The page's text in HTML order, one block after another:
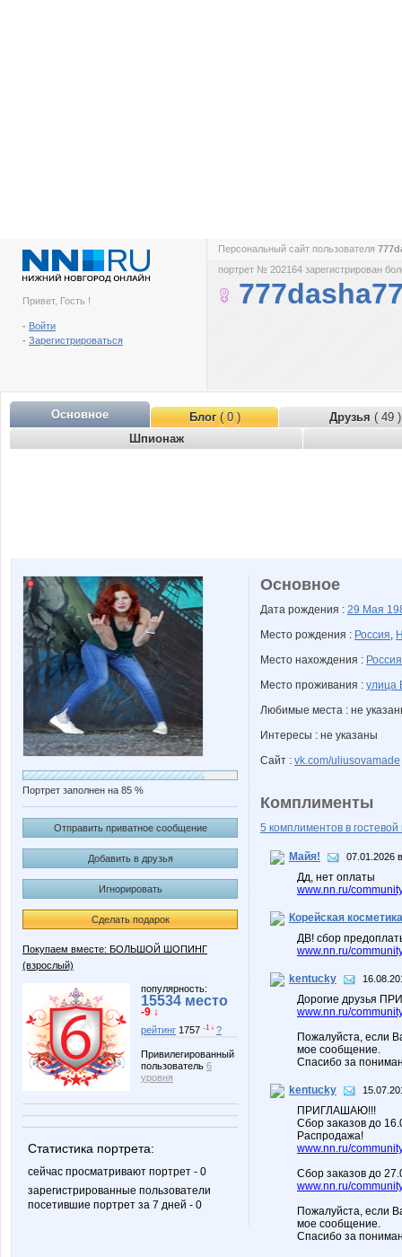
Привет, Гость !
- Войти
- Зарегистрироваться
Персональный сайт пользователя
портрет № 202164 зарегистрирован
Основное Блог( 0 ) Друзья ( 49 )
Шпионаж
Портрет заполнен на 85 %
Отправить приватное сообщение
Добавить в друзья
Игнорировать
Сделать подарок
Покупаем вместе: БОЛЬШОЙ ШОПИНГ
(взрослый)
популярность:
15534 место
-9 ↓
рейтинг 1757 -1 ↓ ?
Привилегированный
пользователь 6
уровня
Статистика портрета:
сейчас просматривают портрет - 0
зарегистрированные пользователи
посетившие портрет за 7 дней - 0
Основное
Дата рождения : 29 Мая
Место рождения : Россия,
Место нахождения : Россия
Место проживания : улица
Любимые места : не
Интересы : не указаны
Сайт : vk.com/uliusovamade
Комплименты
5 комплиментов в гостевой
Майя! 07.01.2026
Дд, нет оплаты
www.nn.ru/
Корейская косметика
ДВ! сбор
www.nn.ru/
kentucky
Дорогие друзья
www.nn.ru/
Пожалуйста, если
мое сообщение.
Спасибо за
kentucky
ПРИГЛАШАЮ!!!
Сбор заказов до
Распродажа!
www.nn.ru/
Сбор заказов до
www.nn.ru/
Пожалуйста, если
мое сообщение.
Спасибо за